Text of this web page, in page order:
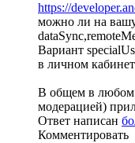
https://
можно ли на
Вариант
в личном
В общем в любом
модерацией)
Ответ написан
Комментировать